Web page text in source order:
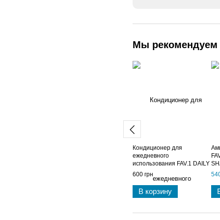
Мы рекомендуем
Кондиционер для
ежедневного
использования FAV.1 DAILY
SHINE CONDITIONER
600 грн
В корзину